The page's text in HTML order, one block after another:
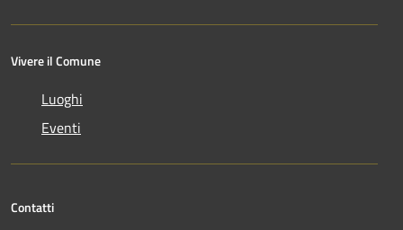
Vivere il Comune
Luoghi
Eventi
Contatti